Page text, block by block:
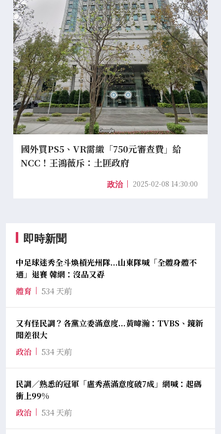
國外買PS5、VR需繳「750元審查費」給
NCC！王鴻薇斥：土匪政府
政治 2025-02-08 14:30:00
即時新聞
中足球迷秀全斗煥槓光州隊...山東隊喊「全體身體不
適」退賽 韓網：沒品又孬
體育
534 天前
又有怪民調？各黨立委滿意度...黃暐瀚：TVBS、鏡新
聞差很大
政治
534 天前
民調／熟悉的冠軍「盧秀燕滿意度破7成」網喊：起碼
衝上99%
政治
534 天前